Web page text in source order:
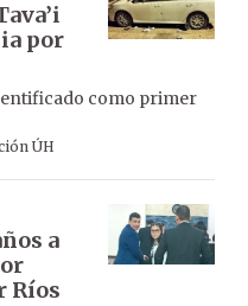
por
como primer
ÚH
a
Ríos